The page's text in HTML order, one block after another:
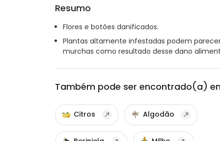
Resumo
Flores e botões danificados.
Plantas altamente infestadas podem
murchas como resultado desse dano
Também pode ser encontrado(a)
Citros Algodão